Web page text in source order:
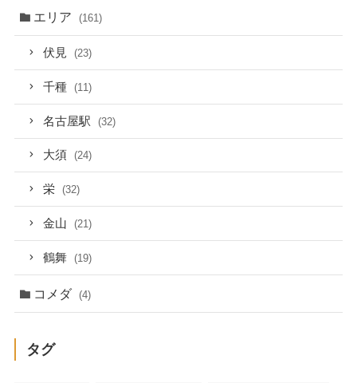
エリア (161)
伏見 (23)
千種 (11)
名古屋駅 (32)
大須 (24)
栄 (32)
金山 (21)
鶴舞 (19)
コメダ (4)
タグ